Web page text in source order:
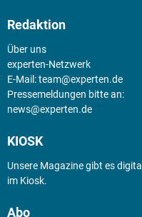
Redaktion
Über uns
experten-Netzwerk
E-Mail:team@experten.de
Pressemeldungen bitte an:
news@experten.de
KIOSK
Unsere Magazine gibt es digital
im Kiosk.
Abo